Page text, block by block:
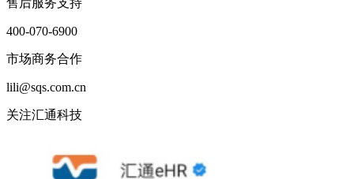
400-070-6900
市场商务合作
lili@sqs.com.cn
关注汇通科技